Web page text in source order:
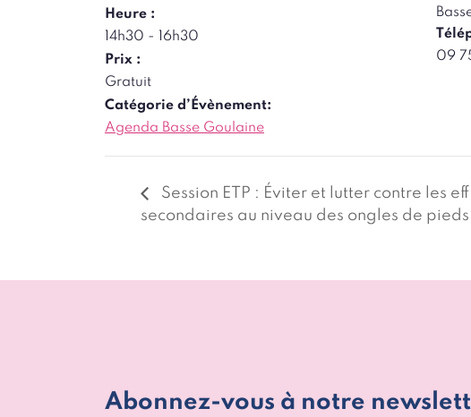
Heure :
14h30 - 16h30
Prix :
Gratuit
Catégorie d’Évènement:
Agenda Basse Goulaine
09
Session ETP : Éviter et lutter contre les
secondaires au niveau des ongles de pieds
Abonnez-vous à notre